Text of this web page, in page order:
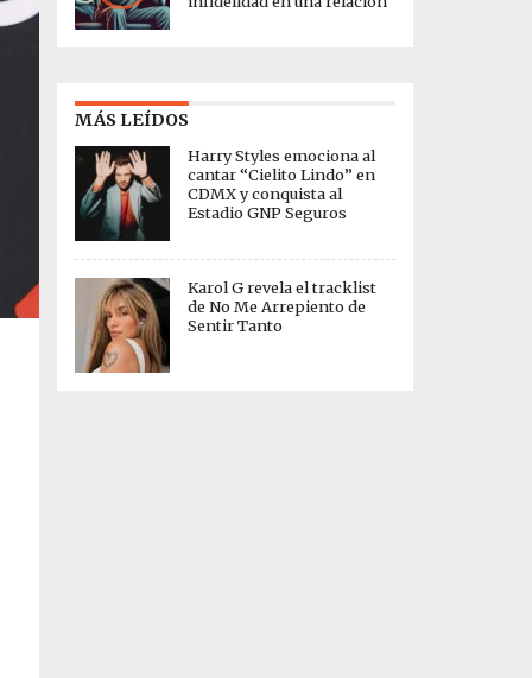
MÁS LEÍDOS
Harry Styles emociona al
cantar “Cielito Lindo” en
CDMX y conquista al
Estadio GNP Seguros
Karol G revela el tracklist
de No Me Arrepiento de
Sentir Tanto